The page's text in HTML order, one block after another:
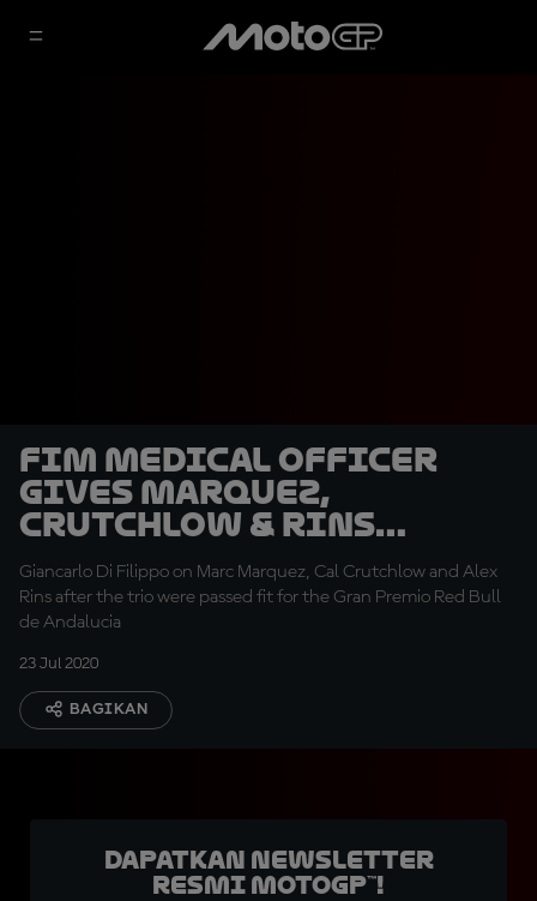
FIM Medical Officer
gives Marquez,
Crutchlow & Rins
update
Giancarlo Di Filippo on Marc Marquez, Cal Crutchlow and Alex
Rins after the trio were passed fit for the Gran Premio Red Bull
de Andalucia
23 Jul 2020
BAGIKAN
Dapatkan Newsletter
Resmi MotoGP™!